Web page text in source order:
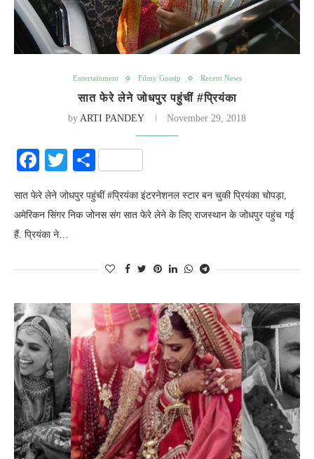
Entertainment Filmy Gossip Recent News
सात फेरे लेने जोधपुर पहुंचीं #प्र‍ियंका
by ARTI PANDEY November 29, 2018
Facebook
Twitter
Share
सात फेरे लेने जोधपुर पहुंचीं #प्र‍ियंका इंटरनेशनल स्टार बन चुकी प्रियंका चोपड़ा,
अमेर‍िकन स‍िंगर निक जोनस संग सात फेरे लेने के लिए राजस्थान के जोधपुर पहुंच गई
हैं. प्र‍ियंका ने…